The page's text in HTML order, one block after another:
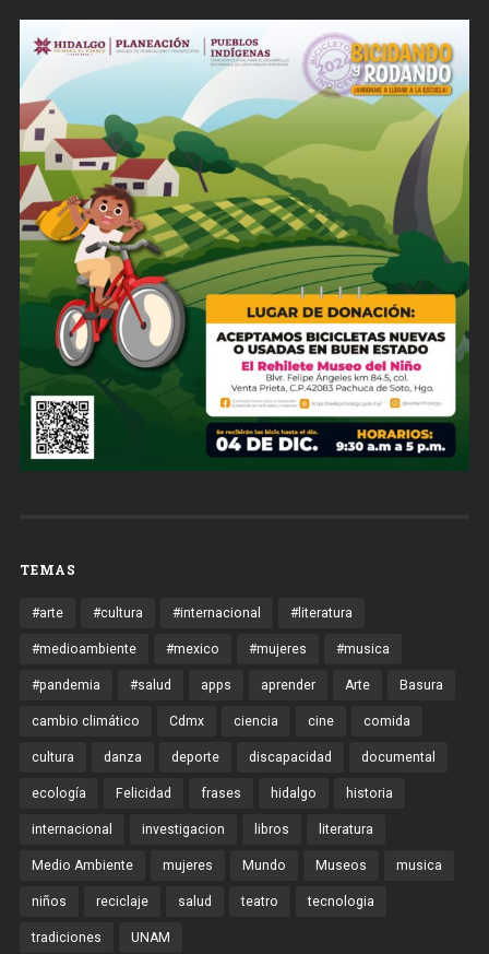
TEMAS
#arte #cultura #internacional #literatura
#medioambiente #mexico #mujeres #musica
#pandemia #salud apps aprender Arte Basura
cambio climático Cdmx ciencia cine comida
cultura danza deporte discapacidad documental
ecología Felicidad frases hidalgo historia
internacional investigacion libros literatura
Medio Ambiente mujeres Mundo Museos musica
niños reciclaje salud teatro tecnologia
tradiciones UNAM